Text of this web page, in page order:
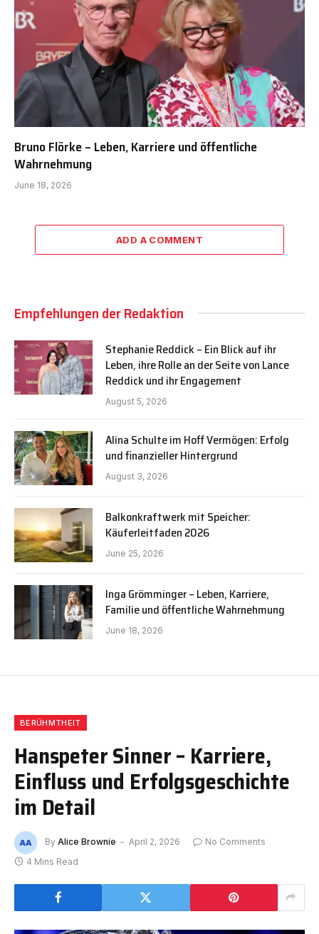
Bruno Flörke – Leben, Karriere und öffentliche
Wahrnehmung
June 18, 2026
ADD A COMMENT
Empfehlungen der Redaktion
Stephanie Reddick – Ein Blick auf ihr
Leben, ihre Rolle an der Seite von Lance
Reddick und ihr Engagement
August 5, 2026
Alina Schulte im Hoff Vermögen: Erfolg
und finanzieller Hintergrund
August 3, 2026
Balkonkraftwerk mit Speicher:
Käuferleitfaden 2026
June 25, 2026
Inga Grömminger – Leben, Karriere,
Familie und öffentliche Wahrnehmung
June 18, 2026
BERÜHMTHEIT
Hanspeter Sinner – Karriere,
Einfluss und Erfolgsgeschichte
im Detail
By Alice Brownie April 2, 2026
No Comments
4 Mins Read